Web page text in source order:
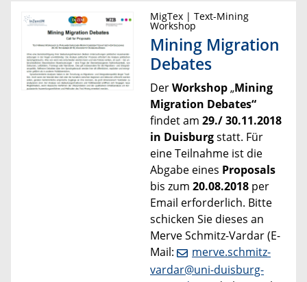
MigTex | Text-Mining
Workshop
Mining Migration
Debates
DerWorkshop„Mining
Migration Debates“
findet am 29./ 30.11.2018
in Duisburgstatt. Für
eine Teilnahme ist die
Abgabe eines Proposals
bis zum 20.08.2018 per
Email erforderlich. Bitte
schicken Sie dieses an
Merve Schmitz-Vardar (E-
Mail:
merve.schmitz-
vardar@uni-duisburg-